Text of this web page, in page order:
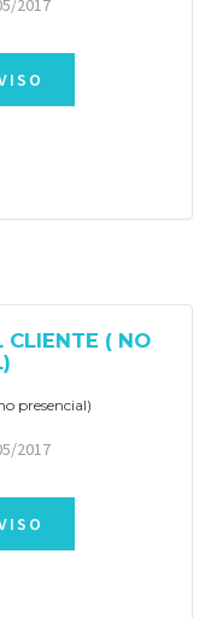
2017
CLIENTE ( NO
presencial)
2017